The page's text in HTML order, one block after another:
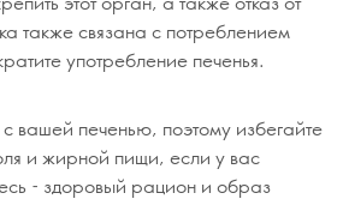
также связана с потреблением
употребление печенья.
вашей печенью, поэтому избегайте
и жирной пищи, если у вас
- здоровый рацион и образ